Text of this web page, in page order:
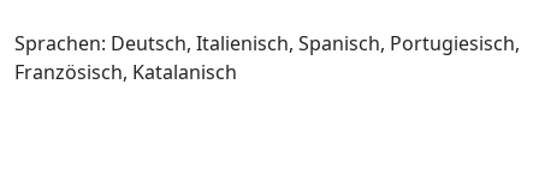
Sprachen: Deutsch, Italienisch, Spanisch, Portugiesisch,
Französisch, Katalanisch